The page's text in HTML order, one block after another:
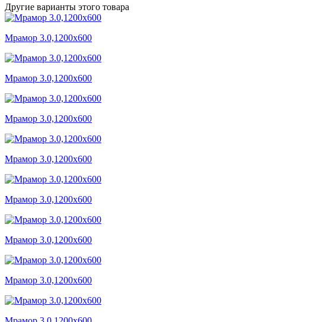
Другие варианты этого товара
Мрамор 3.0,1200x600
Мрамор 3.0,1200x600
Мрамор 3.0,1200x600
Мрамор 3.0,1200x600
Мрамор 3.0,1200x600
Мрамор 3.0,1200x600
Мрамор 3.0,1200x600